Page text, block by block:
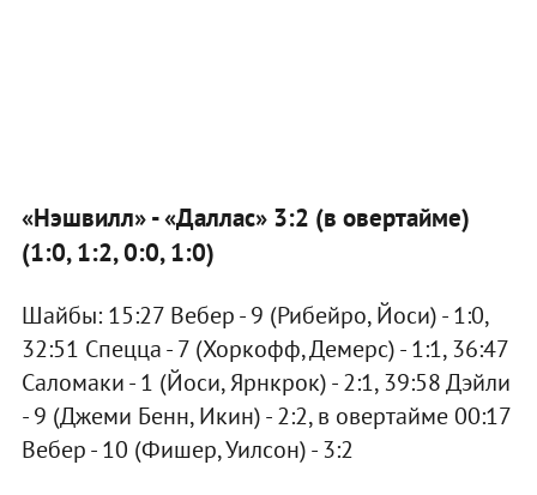
«Нэшвилл» - «Даллас» 3:2 (в овертайме)
(1:0, 1:2, 0:0, 1:0)
Шайбы: 15:27 Вебер - 9 (Рибейро, Йоси) - 1:0,
32:51 Спецца - 7 (Хоркофф, Демерс) - 1:1, 36:47
Саломаки - 1 (Йоси, Ярнкрок) - 2:1, 39:58 Дэйли
- 9 (Джеми Бенн, Икин) - 2:2, в овертайме 00:17
Вебер - 10 (Фишер, Уилсон) - 3:2